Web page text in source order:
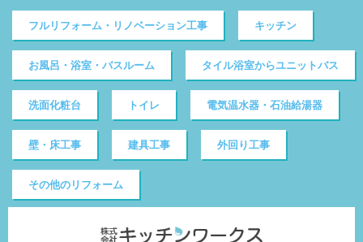
フルリフォーム・リノベーション工事 キッチン
お風呂・浴室・バスルーム タイル浴室からユニットバス
洗面化粧台 トイレ 電気温水器・石油給湯器
壁・床工事 建具工事 外回り工事
その他のリフォーム